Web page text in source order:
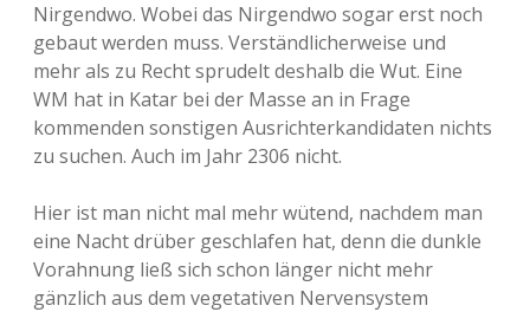
Nirgendwo. Wobei das Nirgendwo sogar erst noch
gebaut werden muss. Verständlicherweise und
mehr als zu Recht sprudelt deshalb die Wut. Eine
WM hat in Katar bei der Masse an in Frage
kommenden sonstigen Ausrichterkandidaten nichts
zu suchen. Auch im Jahr 2306 nicht.
Hier ist man nicht mal mehr wütend, nachdem man
eine Nacht drüber geschlafen hat, denn die dunkle
Vorahnung ließ sich schon länger nicht mehr
gänzlich aus dem vegetativen Nervensystem